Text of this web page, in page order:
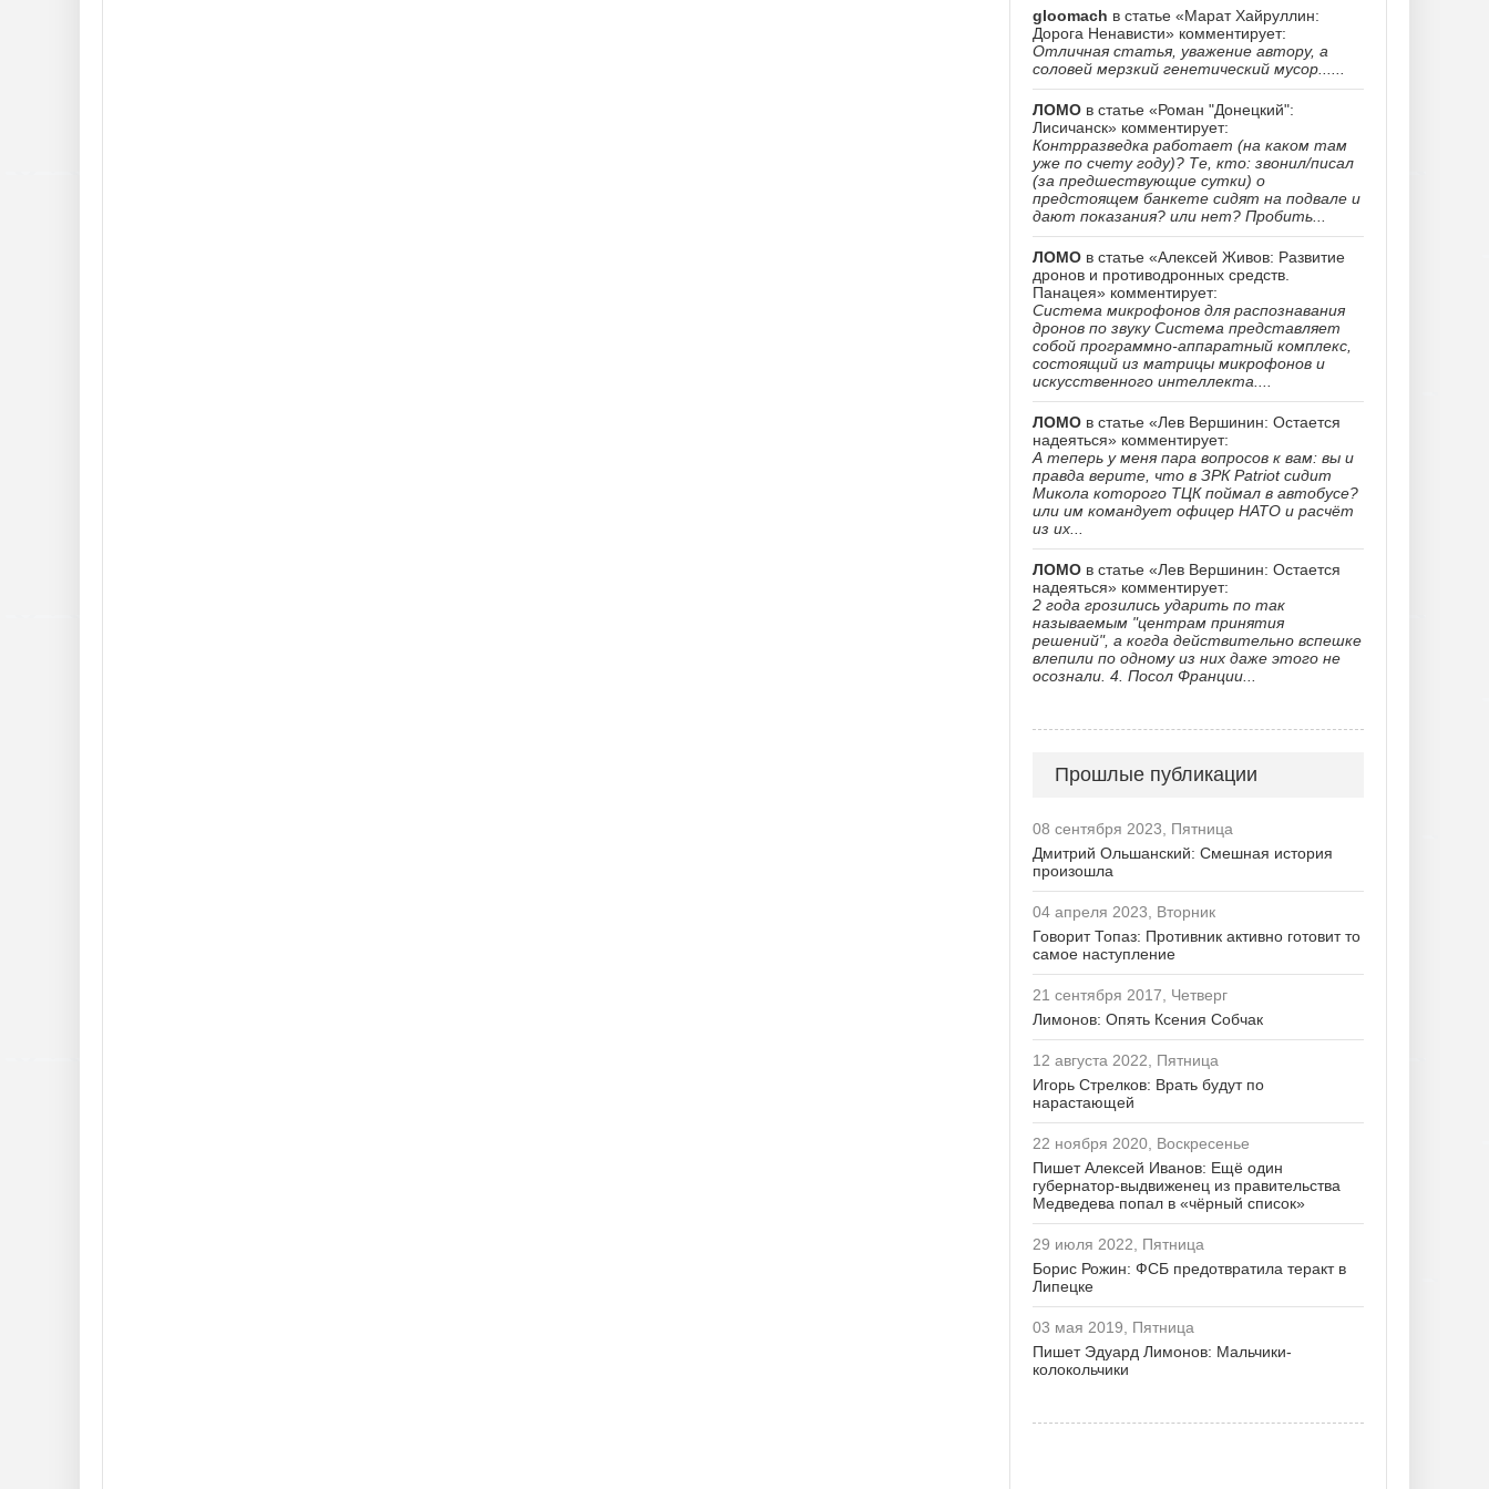
gloomach в статье «Марат Хайруллин:
Дорога Ненависти» комментирует:
Отличная статья, уважение автору, а
соловей мерзкий генетический мусор......
ЛОМО в статье «Роман "Донецкий":
Лисичанск» комментирует:
Контрразведка работает (на каком там
уже по счету году)? Те, кто: звонил/писал
(за предшествующие сутки) о
предстоящем банкете сидят на подвале и
дают показания? или нет? Пробить...
ЛОМО в статье «Алексей Живов: Развитие
дронов и противодронных средств.
Панацея» комментирует:
Система микрофонов для распознавания
дронов по звуку Система представляет
собой программно-аппаратный комплекс,
состоящий из матрицы микрофонов и
искусственного интеллекта....
ЛОМО в статье «Лев Вершинин: Остается
надеяться» комментирует:
А теперь у меня пара вопросов к вам: вы и
правда верите, что в ЗРК Patriot сидит
Микола которого ТЦК поймал в автобусе?
или им командует офицер НАТО и расчёт
из их...
ЛОМО в статье «Лев Вершинин: Остается
надеяться» комментирует:
2 года грозились ударить по так
называемым "центрам принятия
решений", а когда действительно вспешке
влепили по одному из них даже этого не
осознали. 4. Посол Франции...
Прошлые публикации
08 сентября 2023, Пятница
Дмитрий Ольшанский: Смешная история
произошла
04 апреля 2023, Вторник
Говорит Топаз: Противник активно готовит то
самое наступление
21 сентября 2017, Четверг
Лимонов: Опять Ксения Собчак
12 августа 2022, Пятница
Игорь Стрелков: Врать будут по
нарастающей
22 ноября 2020, Воскресенье
Пишет Алексей Иванов: Ещё один
губернатор-выдвиженец из правительства
Медведева попал в «чёрный список»
29 июля 2022, Пятница
Борис Рожин: ФСБ предотвратила теракт в
Липецке
03 мая 2019, Пятница
Пишет Эдуард Лимонов: Мальчики-
колокольчики